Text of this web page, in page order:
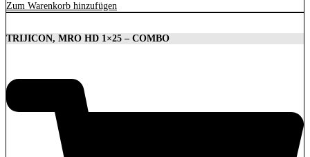
Zum Warenkorb hinzufügen
TRIJICON, MRO HD 1×25 – COMBO